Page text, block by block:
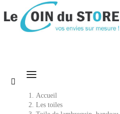

Accueil
Les toiles